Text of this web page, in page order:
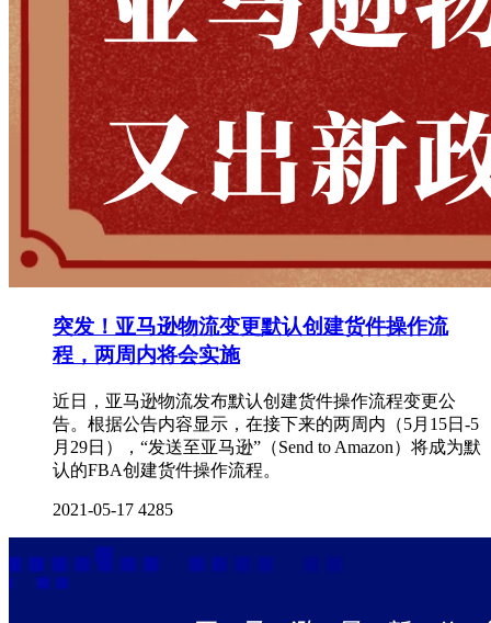
突发！亚马逊物流变更默认创建货件操作流
程，两周内将会实施
近日，亚马逊物流发布默认创建货件操作流程变更公
告。根据公告内容显示，在接下来的两周内（5月15日-5
月29日），“发送至亚马逊”（Send to Amazon）将成为默
认的FBA创建货件操作流程。
2021-05-17 4285